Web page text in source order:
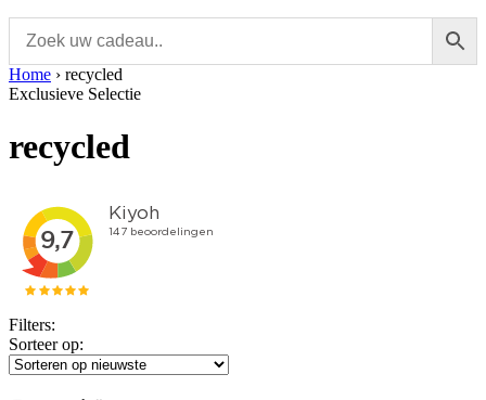
Home › recycled
Exclusieve Selectie
recycled
Filters:
Sorteer op: